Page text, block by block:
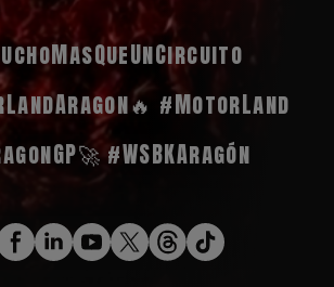
🔥 #MotorLand
🚀 #WSBKAragón